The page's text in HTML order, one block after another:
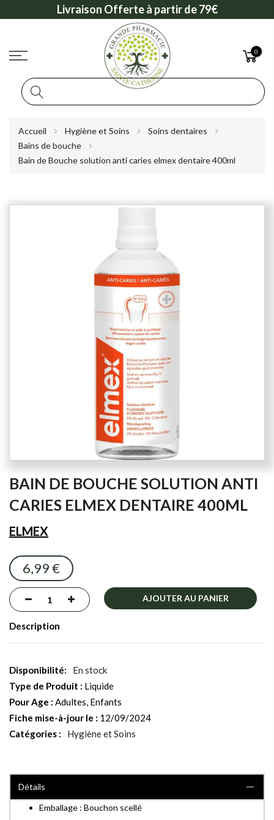
Livraison Offerte à partir de 79€
0
Accueil Hygiène et Soins
Soins dentaires
Bains de bouche
Bain de Bouche solution anti caries elmex dentaire 400ml
to
beginning
of
the
images
gallery
BAIN DE BOUCHE SOLUTION ANTI
CARIES ELMEX DENTAIRE 400ML
ELMEX
6,99 €
AJOUTER AU PANIER
Description
En stock
Type de Produit : Liquide
Pour Age : Adultes, Enfants
Fiche mise-à-jour le : 12/09/2024
Catégories :
Hygiène et Soins
Détails
Emballage : Bouchon scellé